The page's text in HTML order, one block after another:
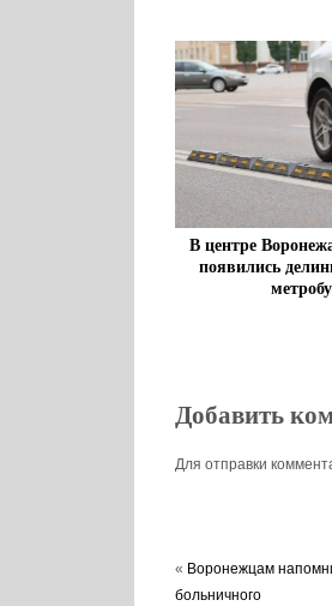
В центре
появились
Добавить
Для отправки
« Воронежцам
больничного